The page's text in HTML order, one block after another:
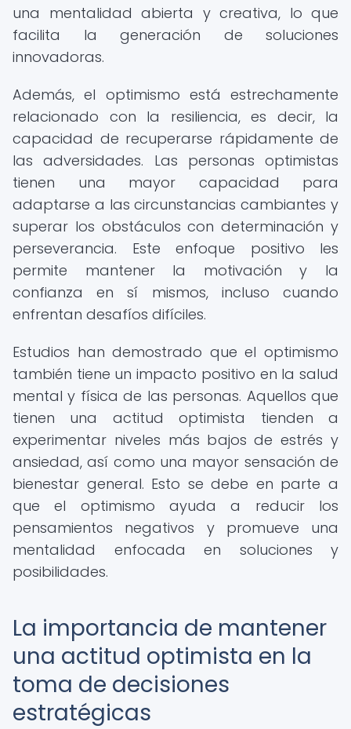
una mentalidad abierta y creativa, lo que
facilita la generación de soluciones
innovadoras.
Además, el optimismo está estrechamente
relacionado con la resiliencia, es decir, la
capacidad de recuperarse rápidamente de
las adversidades. Las personas optimistas
tienen una mayor capacidad para
adaptarse a las circunstancias cambiantes y
superar los obstáculos con determinación y
perseverancia. Este enfoque positivo les
permite mantener la motivación y la
confianza en sí mismos, incluso cuando
enfrentan desafíos difíciles.
Estudios han demostrado que el optimismo
también tiene un impacto positivo en la salud
mental y física de las personas. Aquellos que
tienen una actitud optimista tienden a
experimentar niveles más bajos de estrés y
ansiedad, así como una mayor sensación de
bienestar general. Esto se debe en parte a
que el optimismo ayuda a reducir los
pensamientos negativos y promueve una
mentalidad enfocada en soluciones y
posibilidades.
La importancia de mantener
una actitud optimista en la
toma de decisiones
estratégicas